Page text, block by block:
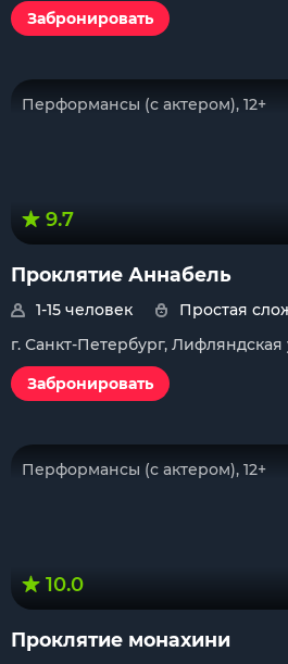
Забронировать
Перформансы (с актером), 12+
9.7
Проклятие Аннабель
1-15 человек
Простая
г. Санкт-Петербург, Лифляндская
Забронировать
Перформансы (с актером), 12+
10.0
Проклятие монахини